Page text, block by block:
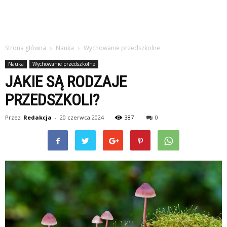
Strona główna Nauka Wychowanie przedszkolne
Nauka Wychowanie przedszkolne
JAKIE SĄ RODZAJE
PRZEDSZKOLI?
Przez Redakcja - 20 czerwca 2024 387 0